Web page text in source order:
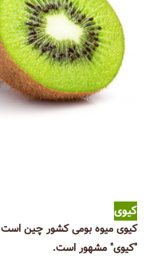
کیوی
کیوی میوه بومی کشور چین است
"کیوی" مشهور است.